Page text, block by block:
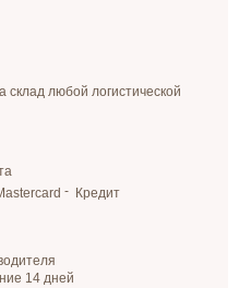
склад любой логистической
Кредит
14 дней